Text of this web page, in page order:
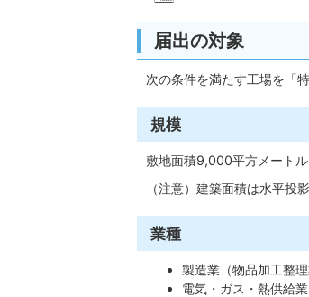
届出の対象
次の条件を満たす工場を「
規模
敷地面積9,000平方メート
（注意）建築面積は水平投
業種
製造業（物品加工整理
電気・ガス・熱供給